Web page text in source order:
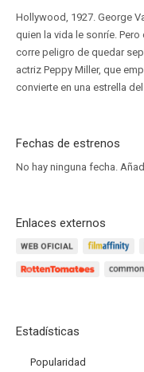
Hollywood, 1927. George
quien la vida le sonríe.
corre peligro de quedar
actriz Peppy Miller, que
convierte en una estrella
Fechas de estrenos
No hay ninguna fecha.
Enlaces externos
Estadísticas
Popularidad